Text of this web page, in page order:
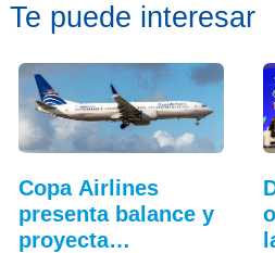
Te puede interesar
Copa Airlines
presenta balance y
proyecta